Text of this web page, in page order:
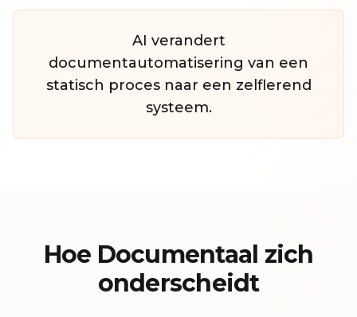
AI verandert
documentautomatisering van een
statisch proces naar een zelflerend
systeem.
Hoe Documentaal zich
onderscheidt